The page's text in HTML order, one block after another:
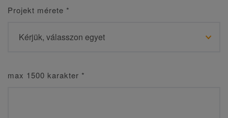
Projekt mérete *
max 1500 karakter *